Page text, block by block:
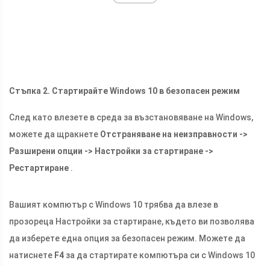
Стъпка 2. Стартирайте Windows 10 в безопасен режим
След като влезете в среда за възстановяване на Windows,
можете да щракнете Отстраняване на неизправности ->
Разширени опции -> Настройки за стартиране ->
Рестартиране .
Вашият компютър с Windows 10 трябва да влезе в
прозореца Настройки за стартиране, където ви позволява
да изберете една опция за безопасен режим. Можете да
натиснете F4 за да стартирате компютъра си с Windows 10